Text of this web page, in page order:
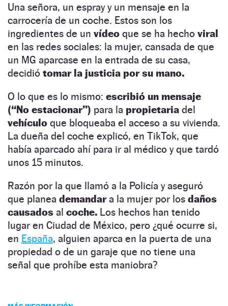
Una señora, un espray y un mensaje en la
carrocería de un coche. Estos son los
ingredientes de un vídeo que se ha hecho viral
en las redes sociales: la mujer, cansada de que
un MG aparcase en la entrada de su casa,
decidió tomar la justicia por su mano.
O lo que es lo mismo: escribió un mensaje
(“No estacionar”) para la propietaria del
vehículo que bloqueaba el acceso a su vivienda.
La dueña del coche explicó, en TikTok, que
había aparcado ahí para ir al médico y que tardó
unos 15 minutos.
Razón por la que llamó a la Policía y aseguró
que planea demandara la mujer por los daños
causados al coche. Los hechos han tenido
lugar en Ciudad de México, pero ¿qué ocurre si,
en España, alguien aparca en la puerta de una
propiedad o de un garaje que no tiene una
señal que prohíbe esta maniobra?